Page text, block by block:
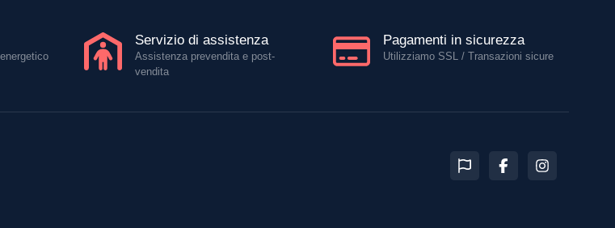
Servizio di assistenza
Assistenza prevendita e post-
vendita
Pagamenti in sicurezza
Utilizziamo SSL / Transazioni sicure